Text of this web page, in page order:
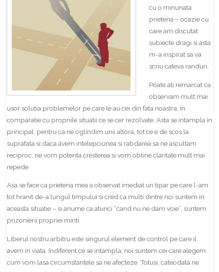
cu o minunata
prietena – ocazie cu
care am discutat
subiecte dragi si asta
m-a inspirat sa va
scriu cateva randuri.
Poate ati remarcat ca
observam mult mai
usor solutia problemelor pe care le au cei din fata noastra, in
comparatie cu propriile situatii ce se cer rezolvate. Asta se intampla in
principal, pentru ca ne oglindim unii altora, tot ce e de scos la
suprafata si daca avem intelepciunea si rabdarea sa ne ascultam
reciproc, ne vom potenta cresterea si vom obtine claritate mult mai
repede.
Asa se face ca prietena mea a observat imediat un tipar pe care l-am
tot hranit de-a lungul timpului si cred ca multi dintre noi suntem in
aceasta situatie – si anume ca atunci “cand nu ne dam voie”, suntem
prizonierii propriei minti.
Liberul nostru arbitru este singurul element de control pe care il
avem in viata. Indiferent ce se intampla, noi suntem cei care alegem
cum vom lasa circumstantele sa ne afecteze. Totusi, cateodata ne